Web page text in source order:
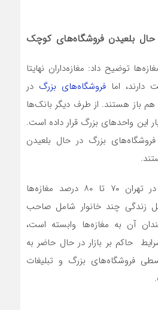
حال بلعیدن فروشگاه‌های کوچک
توضیح داد: مغازه‌داران نهایتا
فروشگاه‌های بزرگ در
باز هستند. از طرف دیگر بانک‌ها
این واحدهای بزرگ قرار داده است.
بزرگ در حال بلعیدن
رمضان با بیان اینکه در تهران ۷۰ تا ۸۰ درصد مغازه‌ها
زندگی چند خانوار شامل صاحب
آن به مغازه‌ها وابسته است،
حاکم بر بازار در حال حاضر به
فروشگاه‌های بزرگ و تبلیغات